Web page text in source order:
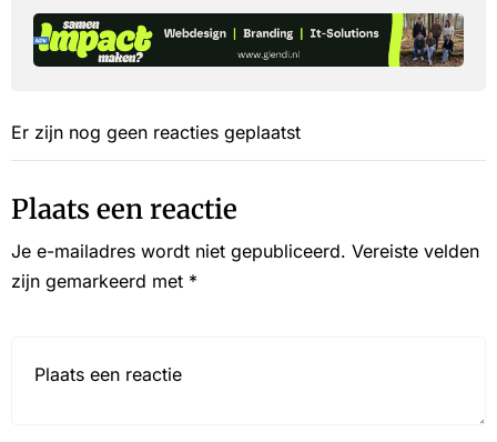
Er zijn nog geen reacties geplaatst
Plaats een reactie
Je e-mailadres wordt niet gepubliceerd. Vereiste velden
zijn gemarkeerd met *